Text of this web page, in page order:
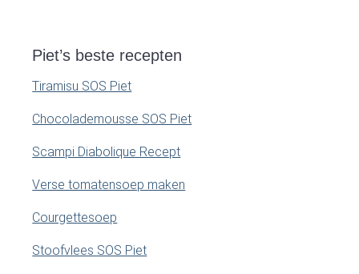
Piet’s beste recepten
Tiramisu SOS Piet
Chocolademousse SOS Piet
Scampi Diabolique Recept
Verse tomatensoep maken
Courgettesoep
Stoofvlees SOS Piet